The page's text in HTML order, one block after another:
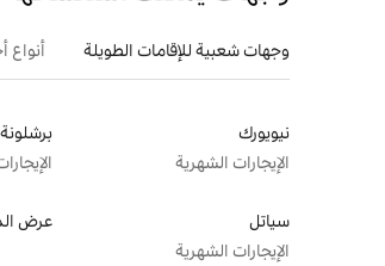
وجهات شعبية للإقامات الطويلة أنواع
نيويورك
الإيجارات الشهرية
برشلونة
سياتل
الإيجارات الشهرية
عرض